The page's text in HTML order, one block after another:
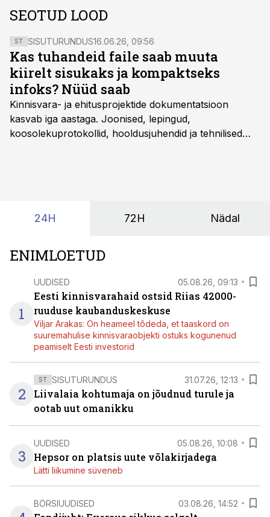
SEOTUD LOOD
ST SISUTURUNDUS16.06.26, 09:56
Kas tuhandeid faile saab muuta
kiirelt sisukaks ja kompaktseks
infoks? Nüüd saab
Kinnisvara- ja ehitusprojektide dokumentatsioon
kasvab iga aastaga. Joonised, lepingud,
koosolekuprotokollid, hooldusjuhendid ja tehnilised
24H 72H Nädal
ENIMLOETUD
1
UUDISED 05.08.26, 09:13
Eesti kinnisvarahaid ostsid Riias 42000-
ruuduse kaubanduskeskuse
Viljar Arakas: On heameel tõdeda, et taaskord on
suuremahulise kinnisvaraobjekti ostuks kogunenud
peamiselt Eesti investorid
2
ST SISUTURUNDUS 31.07.26, 12:13
Liivalaia kohtumaja on jõudnud turule ja
ootab uut omanikku
3
UUDISED 05.08.26, 10:08
Hepsor on platsis uute võlakirjadega
Lätti liikumine süveneb
BÖRSIUUDISED 03.08.26, 14:52